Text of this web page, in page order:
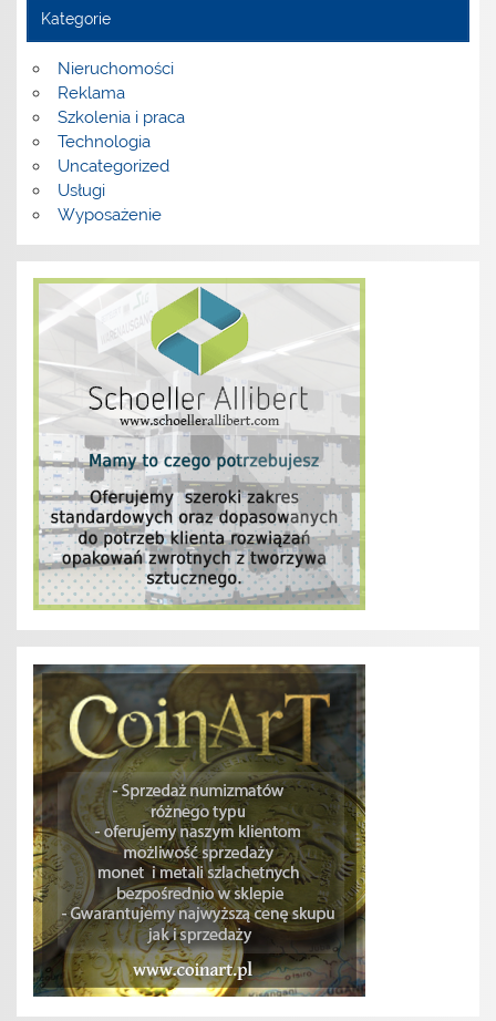
Kategorie
Nieruchomości
Reklama
Szkolenia i praca
Technologia
Uncategorized
Usługi
Wyposażenie